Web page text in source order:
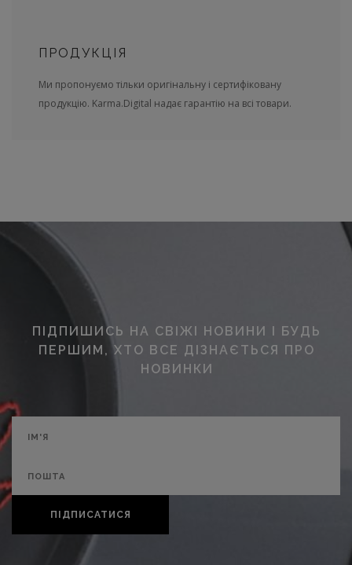
ПРОДУКЦІЯ
Ми пропонуємо тільки оригінальну і сертифіковану
продукцію. Karma.Digital надає гарантію на всі товари.
ПІДПИШИСЬ НА СВІЖІ НОВИНИ І БУДЬ
ПЕРШИМ, ХТО ВСЕ ДІЗНАЄТЬСЯ ПРО
НОВИНКИ
ПІДПИСАТИСЯ